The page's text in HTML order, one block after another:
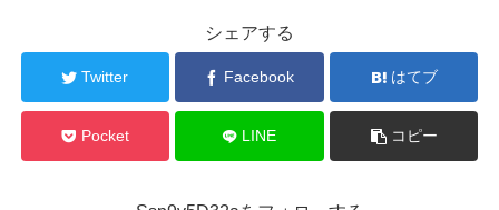
シェアする
Twitter Facebook はてブ
Pocket LINE コピー